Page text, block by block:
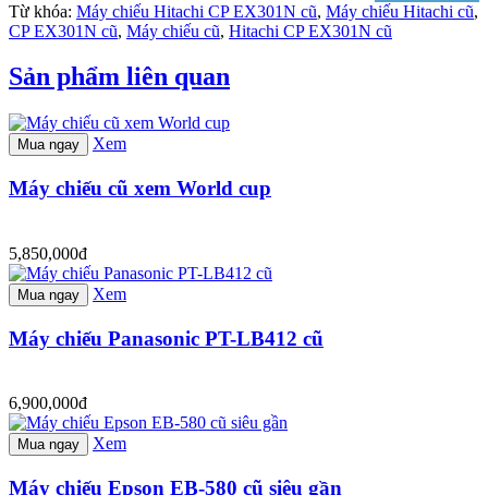
Từ khóa: Máy chiếu Hitachi CP EX301N cũ, Máy chiếu Hitachi cũ,
CP EX301N cũ, Máy chiếu cũ, Hitachi CP EX301N cũ
Sản phẩm liên quan
Mua ngay Xem
Máy chiếu cũ xem World cup
5,850,000đ
Mua ngay Xem
Máy chiếu Panasonic PT-LB412 cũ
6,900,000đ
Mua ngay Xem
Máy chiếu Epson EB-580 cũ siêu gần